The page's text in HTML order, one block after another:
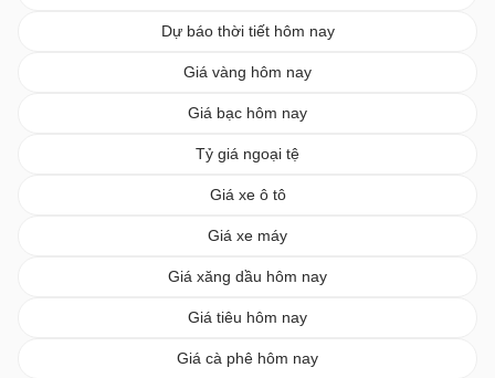
Dự báo thời tiết hôm nay
Giá vàng hôm nay
Giá bạc hôm nay
Tỷ giá ngoại tệ
Giá xe ô tô
Giá xe máy
Giá xăng dầu hôm nay
Giá tiêu hôm nay
Giá cà phê hôm nay